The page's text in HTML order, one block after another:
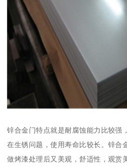
锌合金门特点就是耐腐蚀能力比较强
在生锈问题，使用寿命比较长。锌合
做烤漆处理后又美观，舒适性，观赏